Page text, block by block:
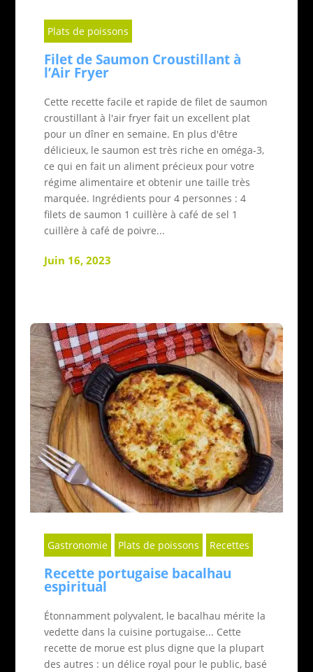
Plats de poissons
Filet de Saumon Croustillant à
l’Air Fryer
Cette recette facile et rapide de filet de saumon
croustillant à l'air fryer fait un excellent plat
pour un dîner en semaine. En plus d'être
délicieux, le saumon est très riche en oméga-3,
ce qui en fait un aliment précieux pour votre
régime alimentaire et obtenir une taille très
marquée. Ingrédients pour 4 personnes : 4
filets de saumon 1 cuillère à café de sel 1
cuillère à café de poivre...
Juin 16, 2023
Gastronomie Plats de poissons Recettes
Recette portugaise bacalhau
espiritual
Étonnamment polyvalent, le bacalhau mérite la
vedette dans la cuisine portugaise... Cette
recette de morue est plus digne que la plupart
des autres : un délice royal pour le public, basé